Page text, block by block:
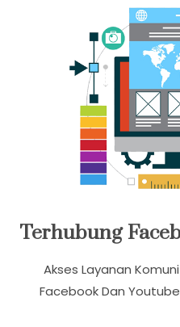
Terhubung
Akses Layanan
Facebook Dan